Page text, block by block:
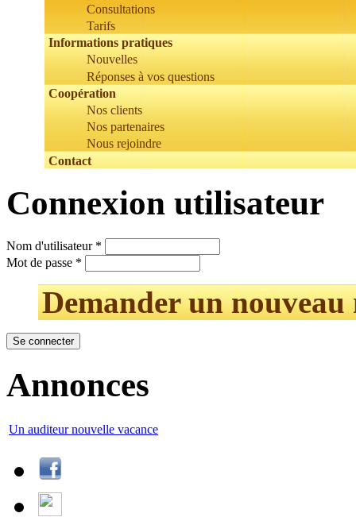
Consultations
Tarifs
Informations pratiques
Nouvelles
Réponses à vos questions
Сoopération
Nos clients
Nos partenaires
Nous rejoindre
Contact
Connexion utilisateur
Nom d'utilisateur *
Mot de passe *
Demander un nouveau
Annonces
Un auditeur nouvelle vacance